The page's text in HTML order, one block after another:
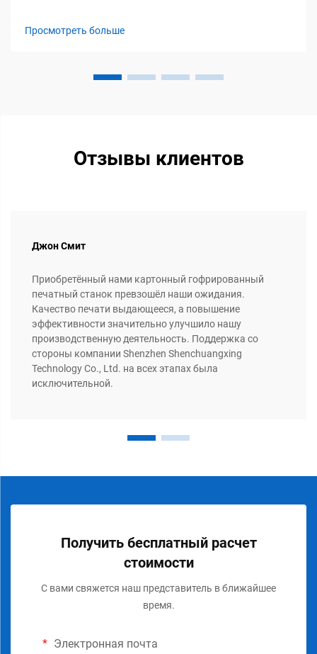
орех — массивные породы древесины, обеспечивающие
Просмотреть больше
Отзывы клиентов
Джон Смит
Приобретённый нами картонный гофрированный
печатный станок превзошёл наши ожидания.
Качество печати выдающееся, а повышение
эффективности значительно улучшило нашу
производственную деятельность. Поддержка со
стороны компании Shenzhen Shenchuangxing
Technology Co., Ltd. на всех этапах была
исключительной.
Получить бесплатный расчет
стоимости
С вами свяжется наш представитель в ближайшее
время.
Электронная почта